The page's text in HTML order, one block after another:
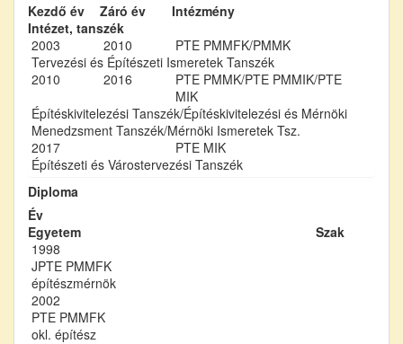
Kezdő év
Záró év
Intézmény
Intézet, tanszék
2003
2010
PTE PMMFK/PMMK
Tervezési és Építészeti Ismeretek Tanszék
2010
2016
PTE PMMK/PTE PMMIK/PTE
MIK
Építéskivitelezési Tanszék/Építéskivitelezési és Mérnöki
Menedzsment Tanszék/Mérnöki Ismeretek Tsz.
2017
PTE MIK
Építészeti és Várostervezési Tanszék
Diploma
Év
Egyetem
Szak
1998
JPTE PMMFK
építészmérnök
2002
PTE PMMFK
okl. építész